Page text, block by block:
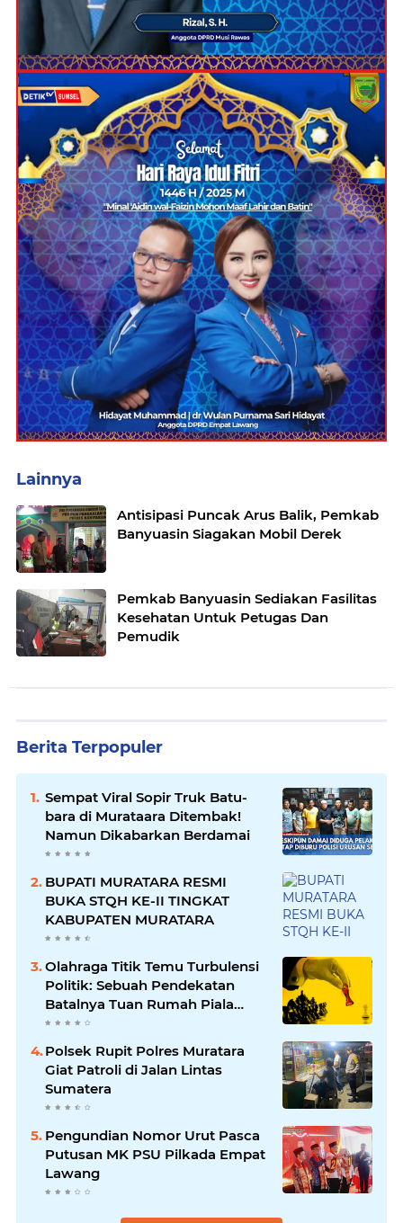
Lainnya
Antisipasi Puncak Arus Balik, Pemkab
Banyuasin Siagakan Mobil Derek
Pemkab Banyuasin Sediakan Fasilitas
Kesehatan Untuk Petugas Dan
Pemudik
Berita Terpopuler
Sempat Viral Sopir Truk Batu-
bara di Murataara Ditembak!
Namun Dikabarkan Berdamai
BUPATI MURATARA RESMI
BUKA STQH KE-II TINGKAT
KABUPATEN MURATARA
Olahraga Titik Temu Turbulensi
Politik: Sebuah Pendekatan
Batalnya Tuan Rumah Piala
Dunia U-20
Polsek Rupit Polres Muratara
Giat Patroli di Jalan Lintas
Sumatera
Pengundian Nomor Urut Pasca
Putusan MK PSU Pilkada Empat
Lawang